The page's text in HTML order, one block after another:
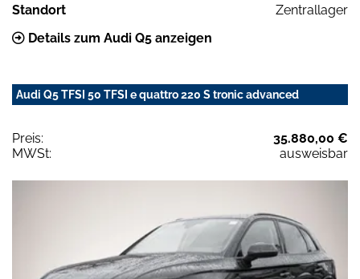
Standort
Zentrallager
Details zum Audi Q5 anzeigen
Audi Q5 TFSI 50 TFSI e quattro 220 S tronic advanced
Preis:
35.880,00 €
MWSt:
ausweisbar